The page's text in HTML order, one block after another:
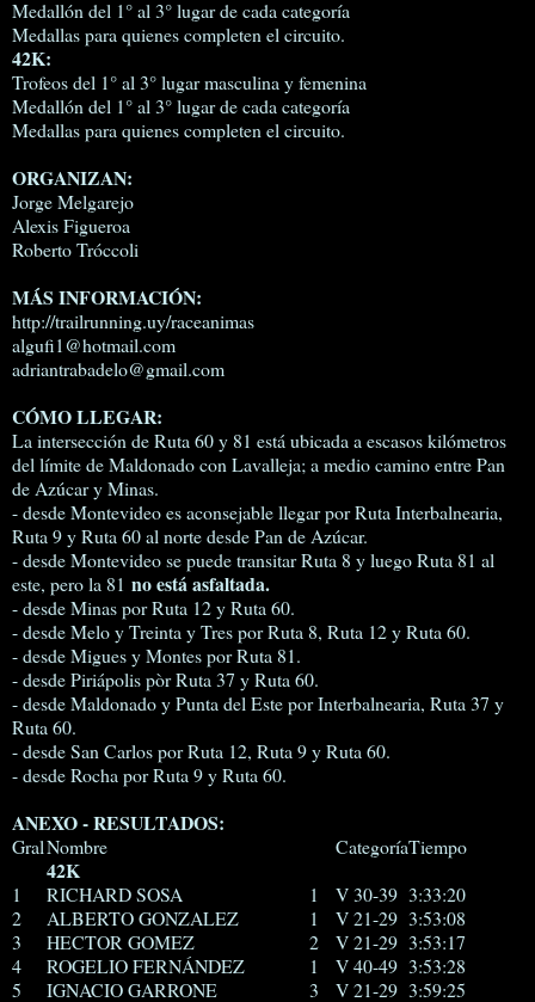
Medallón del 1° al 3° lugar de cada categoría
Medallas para quienes completen el circuito.
42K:
Trofeos del 1° al 3° lugar masculina y femenina
Medallón del 1° al 3° lugar de cada categoría
Medallas para quienes completen el circuito.
ORGANIZAN:
Jorge Melgarejo
Alexis Figueroa
Roberto Tróccoli
MÁS INFORMACIÓN:
http://trailrunning.uy/raceanimas
algufi1@hotmail.com
adriantrabadelo@gmail.com
CÓMO LLEGAR:
La intersección de Ruta 60 y 81 está ubicada a escasos kilómetros
del límite de Maldonado con Lavalleja; a medio camino entre Pan
de Azúcar y Minas.
- desde Montevideo es aconsejable llegar por Ruta Interbalnearia,
Ruta 9 y Ruta 60 al norte desde Pan de Azúcar.
- desde Montevideo se puede transitar Ruta 8 y luego Ruta 81 al
este, pero la 81 no está asfaltada.
- desde Minas por Ruta 12 y Ruta 60.
- desde Melo y Treinta y Tres por Ruta 8, Ruta 12 y Ruta 60.
- desde Migues y Montes por Ruta 81.
- desde Piriápolis pòr Ruta 37 y Ruta 60.
- desde Maldonado y Punta del Este por Interbalnearia, Ruta 37 y
Ruta 60.
- desde San Carlos por Ruta 12, Ruta 9 y Ruta 60.
- desde Rocha por Ruta 9 y Ruta 60.
ANEXO - RESULTADOS:
GralNombre CategoríaTiempo
42K
1 RICHARD SOSA 1 V 30-39 3:33:20
2
ALBERTO GONZALEZ 1 V 21-29 3:53:08
3
HECTOR GOMEZ 2 V 21-29 3:53:17
4
ROGELIO FERNÁNDEZ 1 V 40-49 3:53:28
5
IGNACIO GARRONE 3 V 21-29 3:59:25